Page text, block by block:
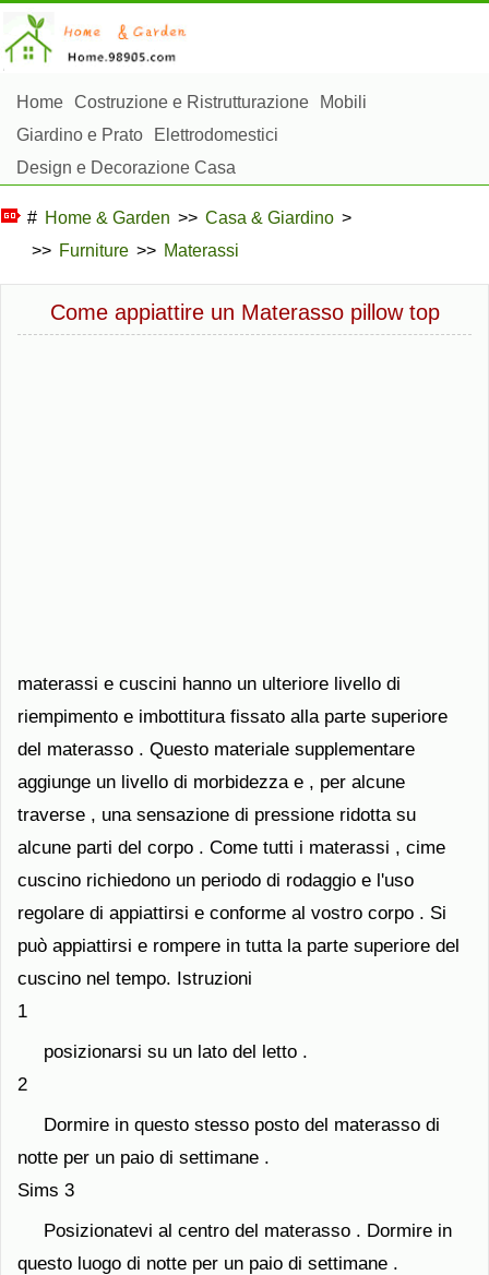
Home Costruzione e Ristrutturazione
Mobili
Giardino e Prato
Elettrodomestici
Design e Decorazione Casa
# Home & Garden >> Casa & Giardino >
>> Furniture >> Materassi
Come appiattire un Materasso pillow top
materassi e cuscini hanno un ulteriore livello di
riempimento e imbottitura fissato alla parte superiore
del materasso . Questo materiale supplementare
aggiunge un livello di morbidezza e , per alcune
traverse , una sensazione di pressione ridotta su
alcune parti del corpo . Come tutti i materassi , cime
cuscino richiedono un periodo di rodaggio e l'uso
regolare di appiattirsi e conforme al vostro corpo . Si
può appiattirsi e rompere in tutta la parte superiore del
cuscino nel tempo. Istruzioni
1
posizionarsi su un lato del letto .
2
Dormire in questo stesso posto del materasso di
notte per un paio di settimane .
Sims 3
Posizionatevi al centro del materasso . Dormire in
questo luogo di notte per un paio di settimane .